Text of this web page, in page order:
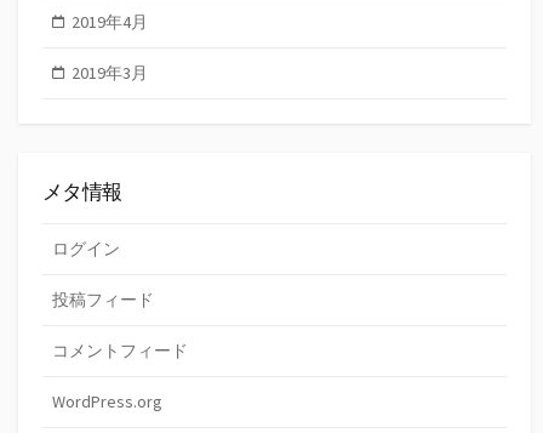
2019年4月
2019年3月
メタ情報
ログイン
投稿フィード
コメントフィード
WordPress.org